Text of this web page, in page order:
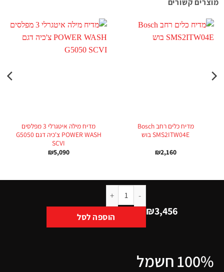
מוצרים קשורים
מדיח כלים ‏רחב Bosch
SMS2ITW04E בוש
₪2,160
מדיח מילה איטגרלי 3 מפלסים
POWER WASH צ'כיה דגם G5050
SCVI
₪5,090
₪3,456 הוספה לסל
100% חשמל